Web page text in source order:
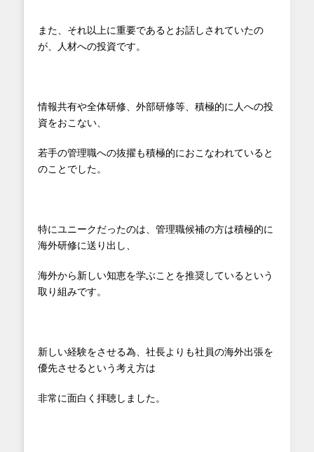
また、それ以上に重要であるとお話しされていたの
が、人材への投資です。
情報共有や全体研修、外部研修等、積極的に人への投
資をおこない、
若手の管理職への抜擢も積極的におこなわれていると
のことでした。
特にユニークだったのは、管理職候補の方は積極的に
海外研修に送り出し、
海外から新しい知恵を学ぶことを推奨しているという
取り組みです。
新しい経験をさせる為、社長よりも社員の海外出張を
優先させるという考え方は
非常に面白く拝聴しました。